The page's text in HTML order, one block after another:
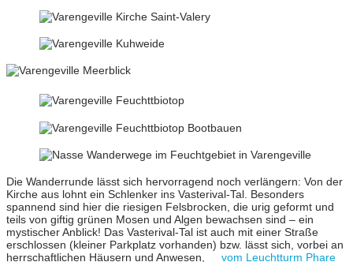
Die Wanderrunde lässt sich hervorragend noch verlängern: Von der
Kirche aus lohnt ein Schlenker ins Vasterival-Tal. Besonders
spannend sind hier die riesigen Felsbrocken, die urig geformt und
teils von giftig grünen Mosen und Algen bewachsen sind – ein
mystischer Anblick! Das Vasterival-Tal ist auch mit einer Straße
erschlossen (kleiner Parkplatz vorhanden) bzw. lässt sich, vorbei an
herrschaftlichen Häusern und Anwesen,
vom Leuchtturm Phare